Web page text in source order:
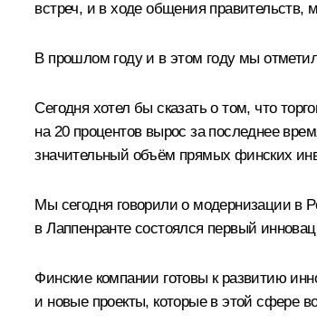
встреч, и в ходе общения
В прошлом году и в этом году мы
Сегодня хотел бы сказать о том, что
на 20 процентов вырос за последнее
значительный объём прямых финских
Мы сегодня говорили о модернизации в
в Лаппенранте состоялся первый
Финские компании готовы к развитию
и новые проекты, которые в этой сфере